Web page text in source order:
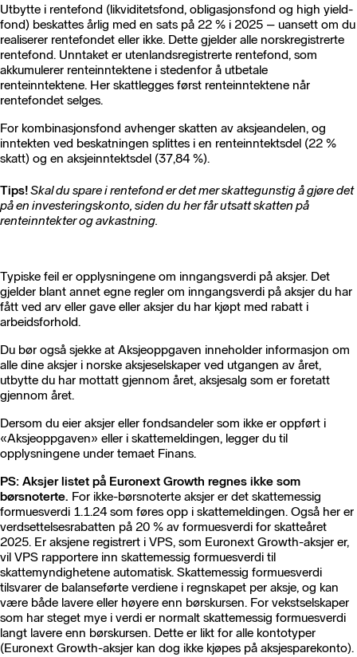
Utbytte i rentefond (likviditetsfond, obligasjonsfond og high yield-
fond) beskattes årlig med en sats på 22 % i 2025 – uansett om du
realiserer rentefondet eller ikke. Dette gjelder alle norskregistrerte
rentefond. Unntaket er utenlandsregistrerte rentefond, som
akkumulerer renteinntektene i stedenfor å utbetale
renteinntektene. Her skattlegges først renteinntektene når
rentefondet selges.
For kombinasjonsfond avhenger skatten av aksjeandelen, og
inntekten ved beskatningen splittes i en renteinntektsdel (22 %
skatt) og en aksjeinntektsdel (37,84 %).
Tips!Skal du spare i rentefond er det mer skattegunstig å gjøre det
på en investeringskonto, siden du her får utsatt skatten på
renteinntekter og avkastning.
Typiske feil er opplysningene om inngangsverdi på aksjer. Det
gjelder blant annet egne regler om inngangsverdi på aksjer du har
fått ved arv eller gave eller aksjer du har kjøpt med rabatt i
arbeidsforhold.
Du bør også sjekke at Aksjeoppgaven inneholder informasjon om
alle dine aksjer i norske aksjeselskaper ved utgangen av året,
utbytte du har mottatt gjennom året, aksjesalg som er foretatt
gjennom året.
Dersom du eier aksjer eller fondsandeler som ikke er oppført i
«Aksjeoppgaven» eller i skattemeldingen, legger du til
opplysningene under temaet Finans.
PS: Aksjer listet på Euronext Growth regnes ikke som
børsnoterte. For ikke-børsnoterte aksjer er det skattemessig
formuesverdi 1.1.24 som føres opp i skattemeldingen. Også her er
verdsettelsesrabatten på 20 % av formuesverdi for skatteåret
2025. Er aksjene registrert i VPS, som Euronext Growth-aksjer er,
vil VPS rapportere inn skattemessig formuesverdi til
skattemyndighetene automatisk. Skattemessig formuesverdi
tilsvarer de balanseførte verdiene i regnskapet per aksje, og kan
være både lavere eller høyere enn børskursen. For vekstselskaper
som har steget mye i verdi er normalt skattemessig formuesverdi
langt lavere enn børskursen. Dette er likt for alle kontotyper
(Euronext Growth-aksjer kan dog ikke kjøpes på aksjesparekonto).